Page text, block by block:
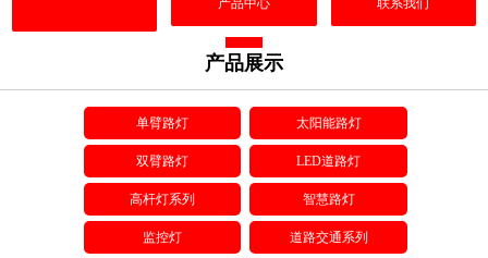
产品中心 联系我们
产品展示
单臂路灯 太阳能路灯
双臂路灯 LED道路灯
高杆灯系列 智慧路灯
监控灯 道路交通系列